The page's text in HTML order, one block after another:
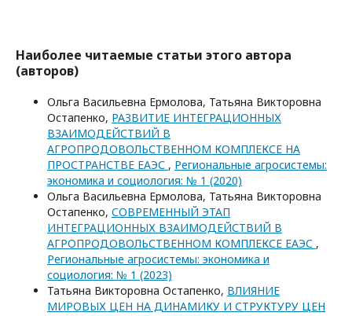
Наиболее читаемые статьи этого автора
(авторов)
Ольга Васильевна Ермолова, Татьяна Викторовна
Остапенко, РАЗВИТИЕ ИНТЕГРАЦИОННЫХ
ВЗАИМОДЕЙСТВИЙ В
АГРОПРОДОВОЛЬСТВЕННОМ КОМПЛЕКСЕ НА
ПРОСТРАНСТВЕ ЕАЭС , Региональные агросистемы:
экономика и социология: № 1 (2020)
Ольга Васильевна Ермолова, Татьяна Викторовна
Остапенко, СОВРЕМЕННЫЙ ЭТАП
ИНТЕГРАЦИОННЫХ ВЗАИМОДЕЙСТВИЙ В
АГРОПРОДОВОЛЬСТВЕННОМ КОМПЛЕКСЕ ЕАЭС ,
Региональные агросистемы: экономика и
социология: № 1 (2023)
Татьяна Викторовна Остапенко, ВЛИЯНИЕ
МИРОВЫХ ЦЕН НА ДИНАМИКУ И СТРУКТУРУ ЦЕН